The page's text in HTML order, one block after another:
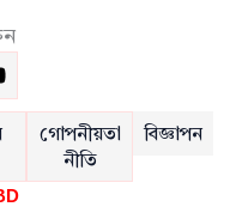
গোপনীয়তা
নীতি
বিজ্ঞাপন